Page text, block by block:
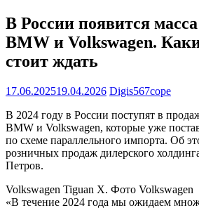
В России появится
BMW и Volkswagen.
стоит ждать
17.06.202519.04.2026 Digis567cope
В 2024 году в России поступят в
BMW и Volkswagen, которые уже
по схеме параллельного импорта. Об
розничных продаж дилерского
Петров.
Volkswagen Tiguan X. Фото Volkswagen
«В течение 2024 года мы ожидаем